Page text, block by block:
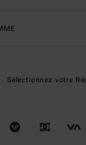
Sélectionnez votre